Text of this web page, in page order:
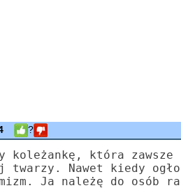
?
koleżankę, która
Nawet kiedy
Ja należę do osób